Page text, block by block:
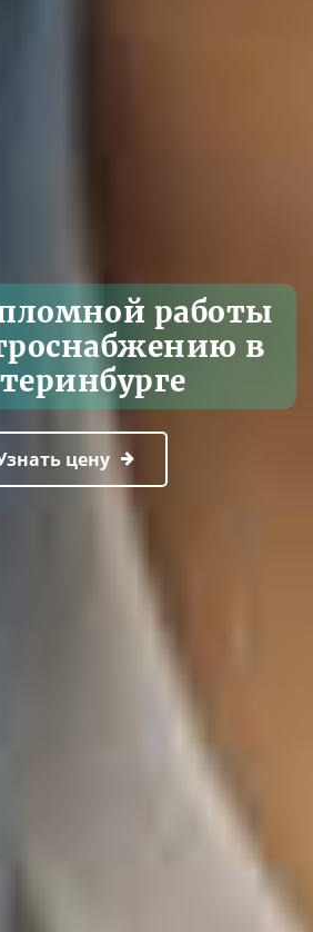
работы
в
цену